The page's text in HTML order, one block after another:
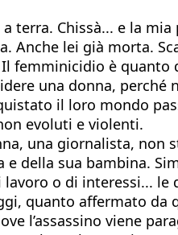
Chissà... e la
lei già morta.
femminicidio è
una donna, perché
il loro mondo
evoluti e violenti.
una giornalista, non
sua bambina.
o di interessi...
quanto affermato
l’assassino viene